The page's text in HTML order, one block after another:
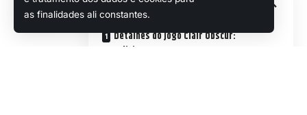
as finalidades ali constantes.
Sumário
Detalhes do jogo Clair Obscur:
Expedition 33